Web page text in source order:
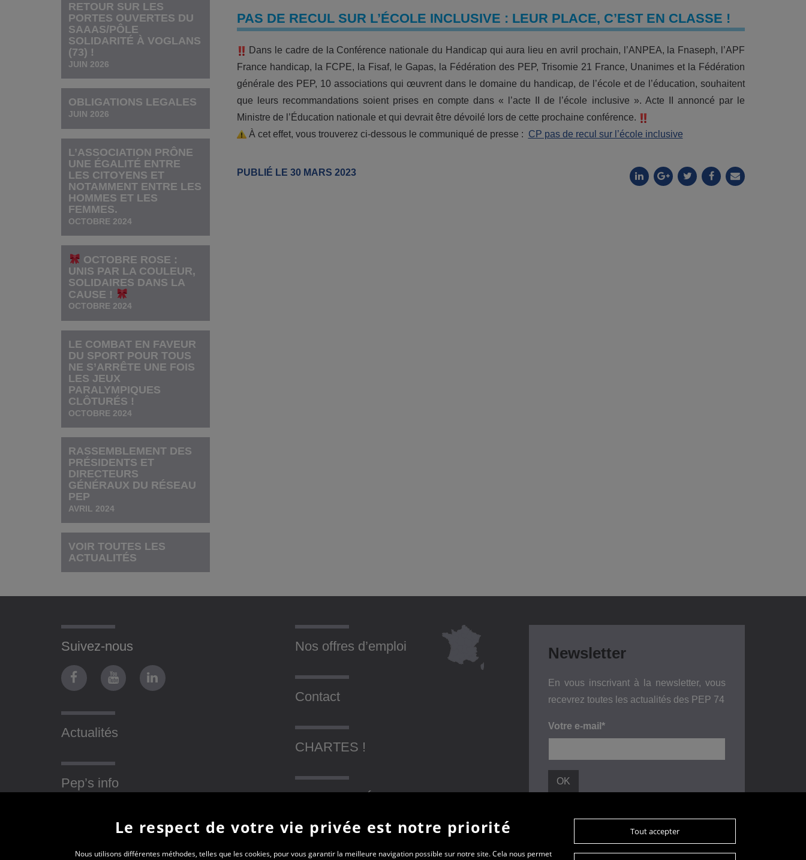
RETOUR SUR LES
PORTES OUVERTES DU
SAAAS/PÔLE
SOLIDARITÉ À VOGLANS
(73) !
JUIN 2026
OBLIGATIONS LEGALES
JUIN 2026
L’ASSOCIATION PRÔNE
UNE ÉGALITÉ ENTRE
LES CITOYENS ET
NOTAMMENT ENTRE LES
HOMMES ET LES
FEMMES.
OCTOBRE 2024
OCTOBRE ROSE :
UNIS PAR LA COULEUR,
SOLIDAIRES DANS LA
CAUSE !
OCTOBRE 2024
LE COMBAT EN FAVEUR
DU SPORT POUR TOUS
NE S’ARRÊTE UNE FOIS
LES JEUX
PARALYMPIQUES
CLÔTURÉS !
OCTOBRE 2024
RASSEMBLEMENT DES
PRÉSIDENTS ET
DIRECTEURS
GÉNÉRAUX DU RÉSEAU
PEP
AVRIL 2024
VOIR TOUTES LES
ACTUALITÉS
PAS DE RECUL SUR L’ÉCOLE INCLUSIVE : LEUR PLACE, C’EST EN CLASSE !
Dans le cadre de la Conférence nationale du Handicap qui aura lieu en avril prochain, l’ANPEA, la Fnaseph, l’APF
France handicap, la FCPE, la Fisaf, le Gapas, la Fédération des PEP, Trisomie 21 France, Unanimes et la Fédération
générale des PEP, 10 associations qui œuvrent dans le domaine du handicap, de l’école et de l’éducation, souhaitent
que leurs recommandations soient prises en compte dans « l’acte II de l’école inclusive ». Acte II annoncé par le
Ministre de l’Éducation nationale et qui devrait être dévoilé lors de cette prochaine conférence.
À cet effet, vous trouverez ci-dessous le communiqué de presse : CP pas de recul sur l’école inclusive
PUBLIÉ LE 30 MARS 2023
Suivez-nous
Actualités
Pep’s info
Nos offres d’emploi
Contact
CHARTES !
Newsletter
En vous inscrivant à la newsletter, vous
recevrez toutes les actualités des PEP 74
Votre e-mail*
Mentions légales
Glossaire
Le respect de votre vie privée est notre priorité
Nous utilisons différentes méthodes, telles que les cookies, pour vous garantir la meilleure navigation possible sur notre site. Cela nous permet
Tout accepter